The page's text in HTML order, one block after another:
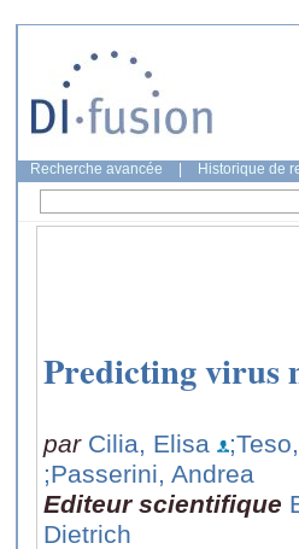
Recherche avancée Historique de
Predicting virus
par Cilia, Elisa
;Passerini, Andrea
Editeur scientifique
Dietrich